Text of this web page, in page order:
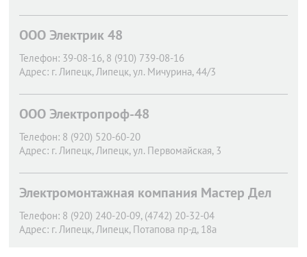
ООО Электрик 48
Телефон: 39-08-16, 8 (910) 739-08-16
Адрес: г. Липецк, Липецк, ул. Мичурина, 44/3
ООО Электропроф-48
Телефон: 8 (920) 520-60-20
Адрес: г. Липецк, Липецк, ул. Первомайская, 3
Электромонтажная компания Мастер Дел
Телефон: 8 (920) 240-20-09, (4742) 20-32-04
Адрес: г. Липецк, Липецк, Потапова пр-д, 18а